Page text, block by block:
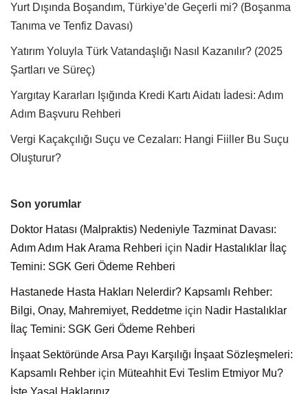
Yurt Dışında Boşandım, Türkiye’de Geçerli mi? (Boşanma
Tanıma ve Tenfiz Davası)
Yatırım Yoluyla Türk Vatandaşlığı Nasıl Kazanılır? (2025
Şartları ve Süreç)
Yargıtay Kararları Işığında Kredi Kartı Aidatı İadesi: Adım
Adım Başvuru Rehberi
Vergi Kaçakçılığı Suçu ve Cezaları: Hangi Fiiller Bu Suçu
Oluşturur?
Son yorumlar
Doktor Hatası (Malpraktis) Nedeniyle Tazminat Davası:
Adım Adım Hak Arama Rehberi için Nadir Hastalıklar İlaç
Temini: SGK Geri Ödeme Rehberi
Hastanede Hasta Hakları Nelerdir? Kapsamlı Rehber:
Bilgi, Onay, Mahremiyet, Reddetme için Nadir Hastalıklar
İlaç Temini: SGK Geri Ödeme Rehberi
İnşaat Sektöründe Arsa Payı Karşılığı İnşaat Sözleşmeleri:
Kapsamlı Rehber için Müteahhit Evi Teslim Etmiyor Mu?
İşte Yasal Haklarınız